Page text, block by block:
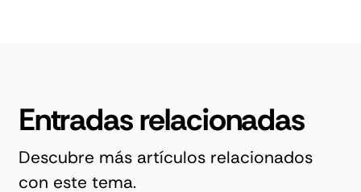
Entradas relacionadas
Descubre más artículos relacionados
con este tema.